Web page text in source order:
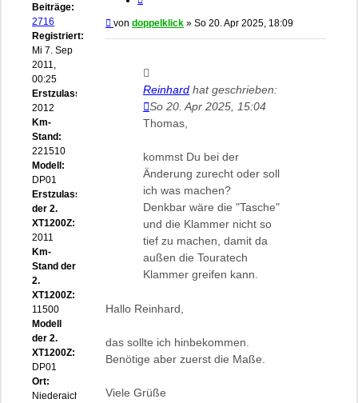
Beiträge:
2716
Registriert:
Mi 7. Sep
2011,
00:25
Erstzulassung:
2012
Km-
Stand:
221510
Modell:
DP01
Erstzulassung
der 2.
XT1200Z:
2011
Km-
Stand der
2.
XT1200Z:
11500
Modell
der 2.
XT1200Z:
DP01
Ort:
Niederaichbach
Beitrag
von doppelklick » So 20. Apr 2025, 18:09
Reinhard hat geschrieben:
So 20. Apr 2025, 15:04
Thomas,
kommst Du bei der
Änderung zurecht oder soll
ich was machen?
Denkbar wäre die "Tasche"
und die Klammer nicht so
tief zu machen, damit da
außen die Touratech
Klammer greifen kann.
Hallo Reinhard,
das sollte ich hinbekommen.
Benötige aber zuerst die Maße.
Viele Grüße